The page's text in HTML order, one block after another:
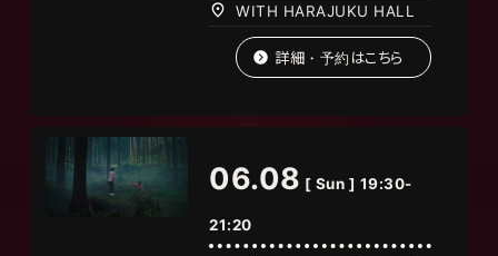
WITH HARAJUKU HALL
詳細・予約はこちら
06.08 [ Sun ] 19:30-
21:20